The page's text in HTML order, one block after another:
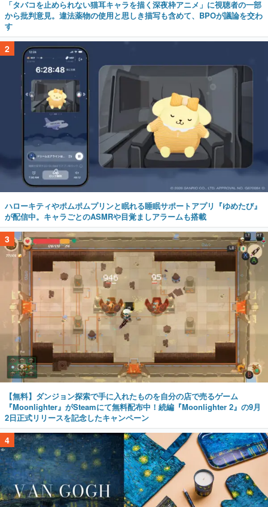
「タバコを止められない猫耳キャラを描く深夜枠アニメ」に視聴者の一部
から批判意見。違法薬物の使用と思しき描写も含めて、BPOが議論を交わ
す
2
ハローキティやポムポムプリンと眠れる睡眠サポートアプリ『ゆめたび』
が配信中。キャラごとのASMRや目覚ましアラームも搭載
3
【無料】ダンジョン探索で手に入れたものを自分の店で売るゲーム
『Moonlighter』がSteamにて無料配布中！続編『Moonlighter 2』の9月
2日正式リリースを記念したキャンペーン
4